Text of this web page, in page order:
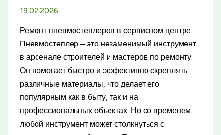
19.02.2026
Ремонт пневмостеплеров в сервисном центре
Пневмостеплер – это незаменимый инструмент
в арсенале строителей и мастеров по ремонту.
Он помогает быстро и эффективно скреплять
различные материалы, что делает его
популярным как в быту, так и на
профессиональных объектах. Но со временем
любой инструмент может столкнуться с